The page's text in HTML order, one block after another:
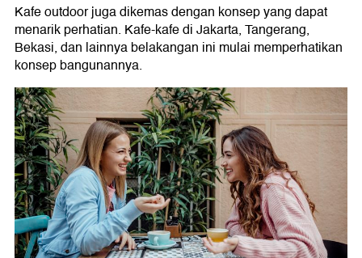
Kafe outdoor juga dikemas dengan konsep yang dapat
menarik perhatian. Kafe-kafe di Jakarta, Tangerang,
Bekasi, dan lainnya belakangan ini mulai memperhatikan
konsep bangunannya.